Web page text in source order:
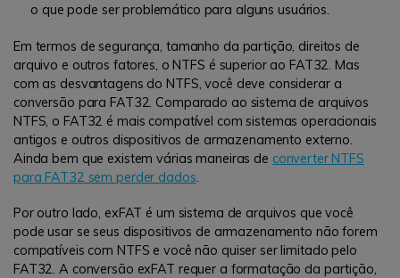
o que pode ser problemático para alguns usuários.
Em termos de segurança, tamanho da partição, direitos de
arquivo e outros fatores, o NTFS é superior ao FAT32. Mas
com as desvantagens do NTFS, você deve considerar a
conversão para FAT32. Comparado ao sistema de arquivos
NTFS, o FAT32 é mais compatível com sistemas operacionais
antigos e outros dispositivos de armazenamento externo.
Ainda bem que existem várias maneiras de converter NTFS
para FAT32 sem perder dados
Por outro lado, exFAT é um sistema de arquivos que você
pode usar se seus dispositivos de armazenamento não forem
compatíveis com NTFS e você não quiser ser limitado pelo
FAT32. A conversão exFAT requer a formatação da partição,